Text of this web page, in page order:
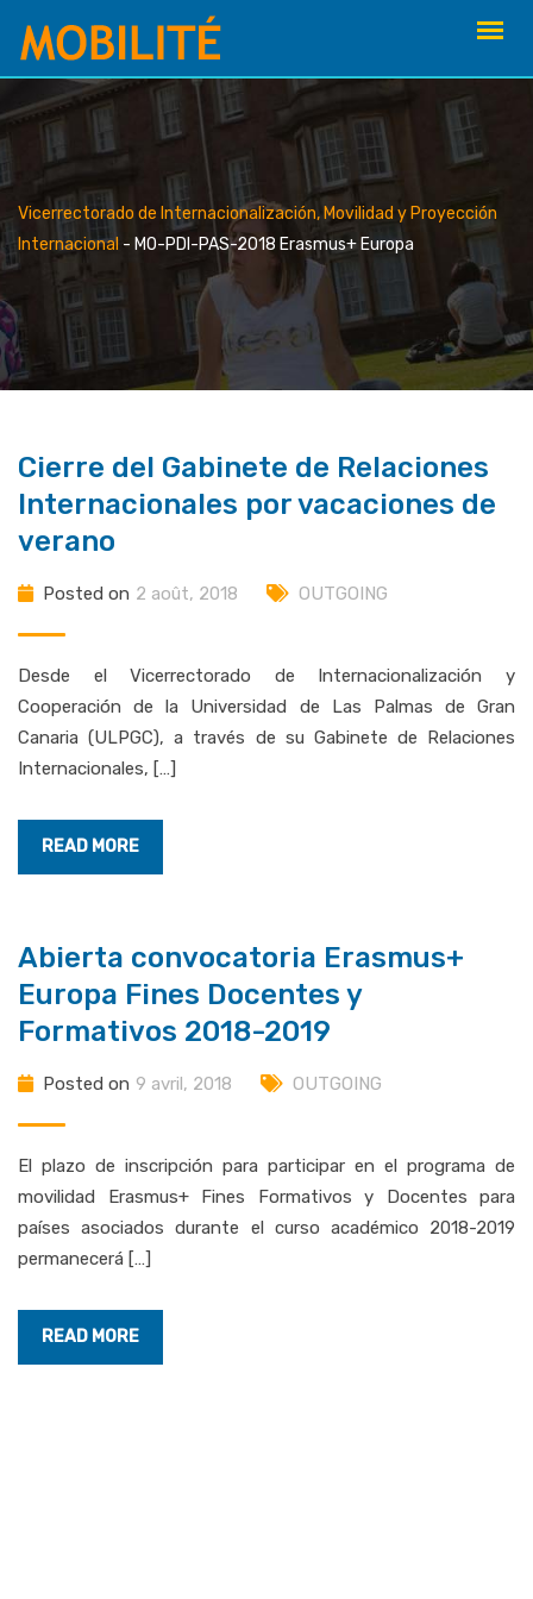
content
Vicerrectorado de Internacionalización, Movilidad y Proyección
Internacional - MO-PDI-PAS-2018 Erasmus+ Europa
Cierre del Gabinete de Relaciones
Internacionales por vacaciones de
verano
Posted on 2 août, 2018 OUTGOING
Desde el Vicerrectorado de Internacionalización y
Cooperación de la Universidad de Las Palmas de Gran
Canaria (ULPGC), a través de su Gabinete de Relaciones
Internacionales, […]
READ MORE
Abierta convocatoria Erasmus+
Europa Fines Docentes y
Formativos 2018-2019
Posted on 9 avril, 2018 OUTGOING
El plazo de inscripción para participar en el programa de
movilidad Erasmus+ Fines Formativos y Docentes para
países asociados durante el curso académico 2018-2019
permanecerá […]
READ MORE